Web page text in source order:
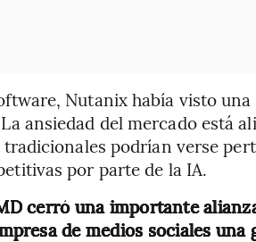
Nutanix había visto
ansiedad del mercado está
podrían verse
por parte de la IA.
cerró una importante
de medios sociales